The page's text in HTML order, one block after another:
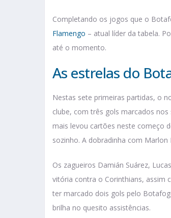
Completando os jogos que o
Flamengo – atual líder da tabela.
até o momento.
As estrelas do
Nestas sete primeiras partidas, o
clube, com três gols marcados
mais levou cartões neste começo
sozinho. A dobradinha com
Os zagueiros Damián Suárez,
vitória contra o Corinthians, assim
ter marcado dois gols pelo
brilha no quesito assistências.